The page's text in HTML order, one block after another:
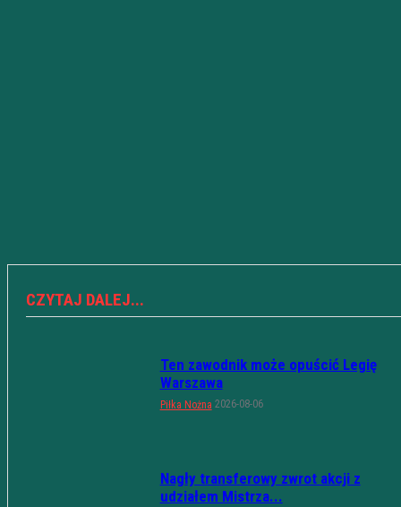
CZYTAJ DALEJ...
Ten zawodnik może opuścić Legię
Warszawa
Piłka Nożna 2026-08-06
Nagły transferowy zwrot akcji z
udziałem Mistrza...